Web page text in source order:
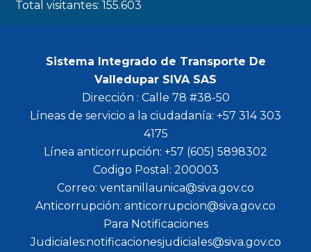
Total visitantes:155.603
Sistema Integrado de Transporte De
Valledupar SIVA SAS
Dirección : Calle 78 #38-50
Líneas de servicio a la ciudadanía: +57 314 303
4175
Línea anticorrupción: +57 (605) 5898302
Codigo Postal: 200003
Correo: ventanillaunica@siva.gov.co
Anticorrupción: anticorrupcion@siva.gov.co
Para Notificaciones
Judiciales:notificacionesjudiciales@siva.gov.co